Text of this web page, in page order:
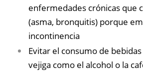
enfermedades crónicas que
(asma, bronquitis) porque
incontinencia
Evitar el consumo de
vejiga como el alcohol o la